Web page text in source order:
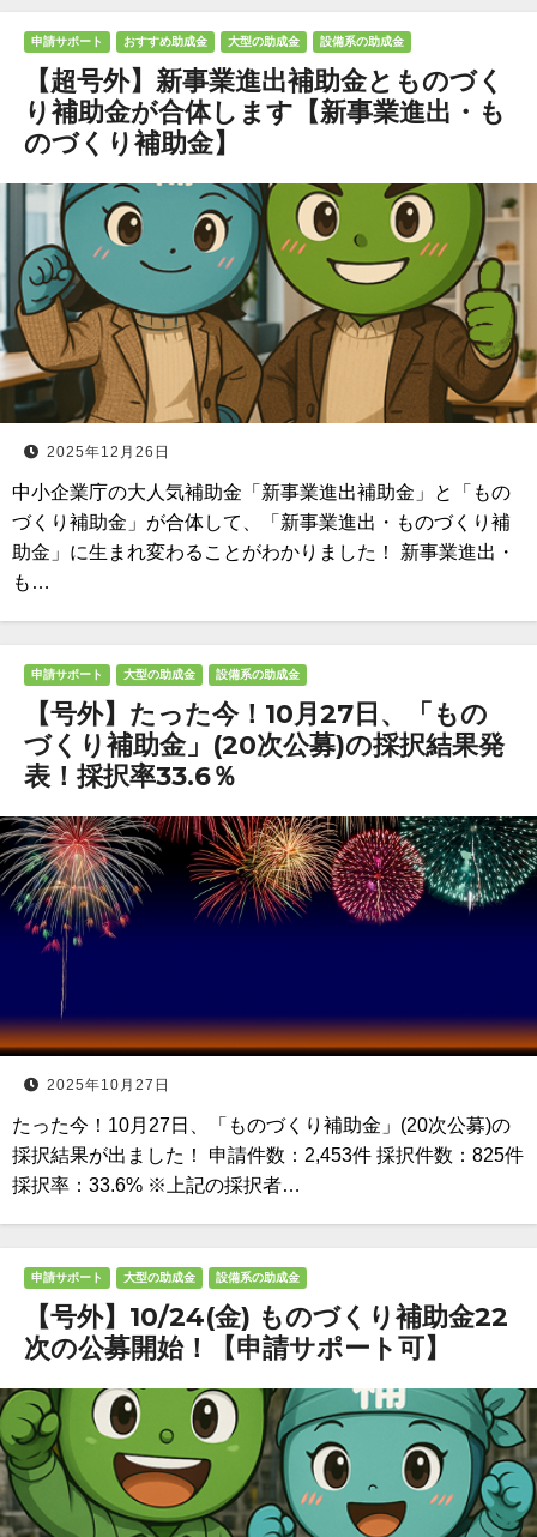
申請サポート おすすめ助成金 大型の助成金 設備系の助成金
【超号外】新事業進出補助金とものづく
り補助金が合体します【新事業進出・も
のづくり補助金】
2025年12月26日
中小企業庁の大人気補助金「新事業進出補助金」と「もの
づくり補助金」が合体して、「新事業進出・ものづくり補
助金」に生まれ変わることがわかりました！ 新事業進出・
も…
申請サポート 大型の助成金 設備系の助成金
【号外】たった今！10月27日、「もの
づくり補助金」(20次公募)の採択結果発
表！採択率33.6％
2025年10月27日
たった今！10月27日、「ものづくり補助金」(20次公募)の
採択結果が出ました！ 申請件数：2,453件 採択件数：825件
採択率：33.6% ※上記の採択者…
申請サポート 大型の助成金 設備系の助成金
【号外】10/24(金) ものづくり補助金22
次の公募開始！【申請サポート可】